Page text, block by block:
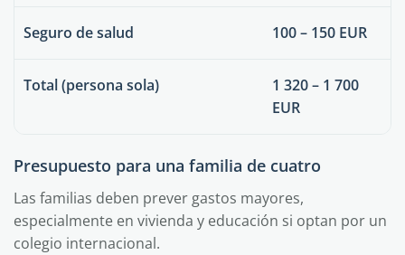
Seguro de salud 100 – 150 EUR
Total (persona sola)
1 320 – 1 700
EUR
Presupuesto para una familia de cuatro
Las familias deben prever gastos mayores,
especialmente en vivienda y educación si optan por un
colegio internacional.